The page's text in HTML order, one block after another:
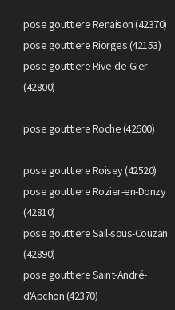
pose gouttiere Renaison (42370)
pose gouttiere Riorges (42153)
pose gouttiere Rive-de-Gier
(42800)
pose gouttiere Roche (42600)
pose gouttiere Roisey (42520)
pose gouttiere Rozier-en-Donzy
(42810)
pose gouttiere Sail-sous-Couzan
(42890)
pose gouttiere Saint-André-
d'Apchon (42370)